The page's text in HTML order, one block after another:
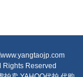
www.yangtaojp.com
Rights Reserved